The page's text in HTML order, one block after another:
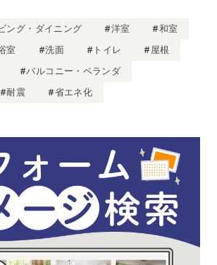
ング・ダイニング #洋室
#和室
室 #洗面 #トイレ
#屋根
#バルコニー・ベランダ
#耐震 #省エネ化